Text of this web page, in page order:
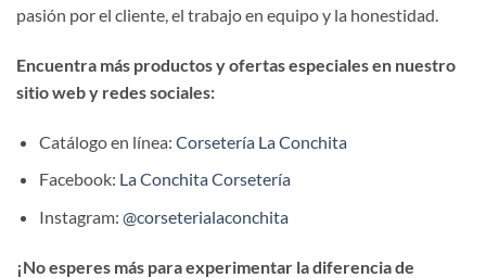
pasión por el cliente, el trabajo en equipo y la honestidad.
Encuentra más productos y ofertas especiales en nuestro
sitio web y redes sociales:
Catálogo en línea: Corsetería La Conchita
Facebook: La Conchita Corsetería
Instagram: @corseterialaconchita
¡No esperes más para experimentar la diferencia de